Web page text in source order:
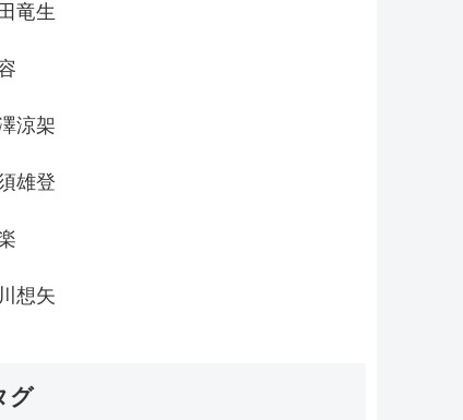
竜生
涼架
雄登
想矢
グ